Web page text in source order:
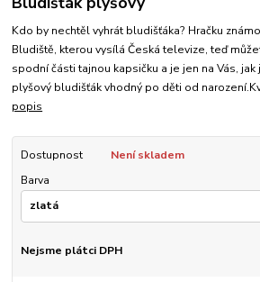
Kdo by nechtěl vyhrát bludišťáka? Hračku
Bludiště, kterou vysílá Česká televize, teď
spodní části tajnou kapsičku a je jen na Vás,
plyšový bludišťák vhodný po děti od
popis
Dostupnost
Není skladem
Barva
Nejsme plátci DPH